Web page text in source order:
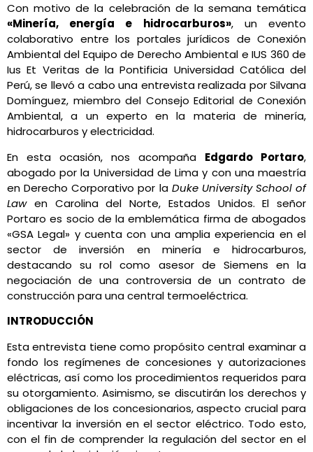
Con motivo de la celebración de la semana temática
«Minería, energía e hidrocarburos», un evento
colaborativo entre los portales jurídicos de Conexión
Ambiental del Equipo de Derecho Ambiental e IUS 360 de
Ius Et Veritas de la Pontificia Universidad Católica del
Perú, se llevó a cabo una entrevista realizada por Silvana
Domínguez, miembro del Consejo Editorial de Conexión
Ambiental, a un experto en la materia de minería,
hidrocarburos y electricidad.
En esta ocasión, nos acompaña Edgardo Portaro,
abogado por la Universidad de Lima y con una maestría
en Derecho Corporativo por la Duke University School of
Law en Carolina del Norte, Estados Unidos. El señor
Portaro es socio de la emblemática firma de abogados
«GSA Legal» y cuenta con una amplia experiencia en el
sector de inversión en minería e hidrocarburos,
destacando su rol como asesor de Siemens en la
negociación de una controversia de un contrato de
construcción para una central termoeléctrica.
INTRODUCCIÓN
Esta entrevista tiene como propósito central examinar a
fondo los regímenes de concesiones y autorizaciones
eléctricas, así como los procedimientos requeridos para
su otorgamiento. Asimismo, se discutirán los derechos y
obligaciones de los concesionarios, aspecto crucial para
incentivar la inversión en el sector eléctrico. Todo esto,
con el fin de comprender la regulación del sector en el